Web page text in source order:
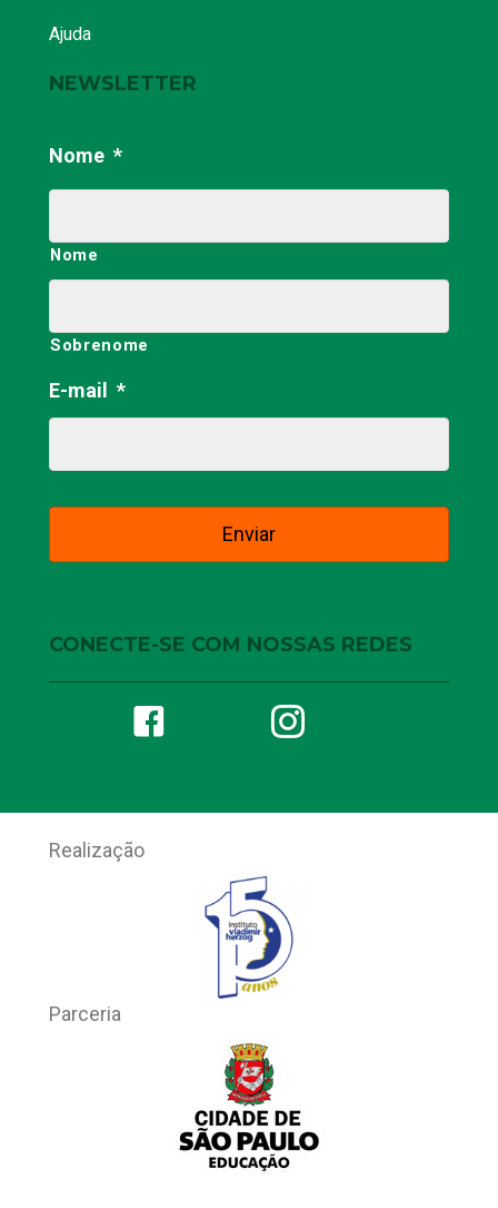
Ajuda
NEWSLETTER
Nome *
Nome
Sobrenome
E-mail *
CONECTE-SE COM NOSSAS REDES
Realização
Parceria